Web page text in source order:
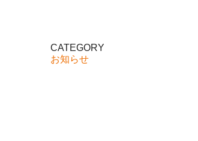
CATEGORY
お知らせ